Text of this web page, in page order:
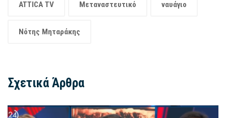
ATTICA TV Μεταναστευτικό ναυάγιο
Νότης Μηταράκης
Σχετικά Άρθρα